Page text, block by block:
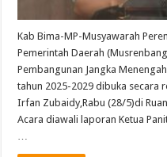
Kab Bima-MP-Musyawarah
Pemerintah Daerah
Pembangunan Jangka
tahun 2025-2029 dibuka secara
Irfan Zubaidy,Rabu (28/5)di
Acara diawali laporan Ketua